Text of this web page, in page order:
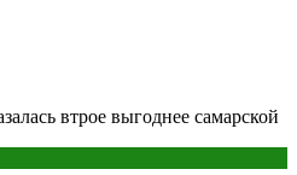
втрое выгоднее самарской